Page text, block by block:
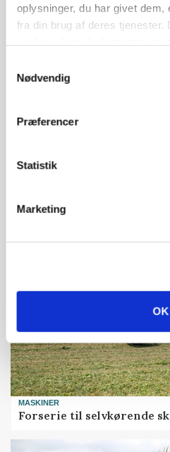
oplysninger, du har givet
fra din brug af deres
Nødvendig
Præferencer
Statistik
Marketing
OK
PLANTER
MASKINER
Forserie til selvkørende